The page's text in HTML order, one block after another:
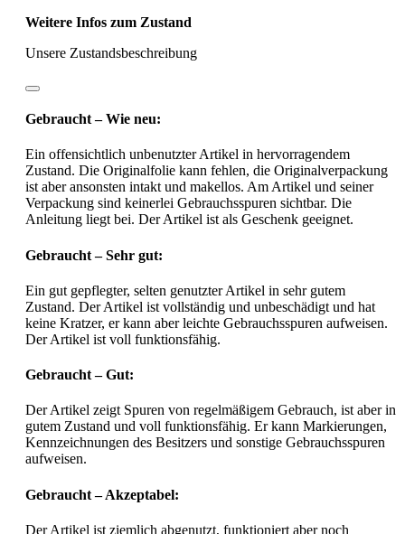
Weitere Infos zum Zustand
Unsere Zustandsbeschreibung
Gebraucht – Wie neu:
Ein offensichtlich unbenutzter Artikel in hervorragendem
Zustand. Die Originalfolie kann fehlen, die Originalverpackung
ist aber ansonsten intakt und makellos. Am Artikel und seiner
Verpackung sind keinerlei Gebrauchsspuren sichtbar. Die
Anleitung liegt bei. Der Artikel ist als Geschenk geeignet.
Gebraucht – Sehr gut:
Ein gut gepflegter, selten genutzter Artikel in sehr gutem
Zustand. Der Artikel ist vollständig und unbeschädigt und hat
keine Kratzer, er kann aber leichte Gebrauchsspuren aufweisen.
Der Artikel ist voll funktionsfähig.
Gebraucht – Gut:
Der Artikel zeigt Spuren von regelmäßigem Gebrauch, ist aber in
gutem Zustand und voll funktionsfähig. Er kann Markierungen,
Kennzeichnungen des Besitzers und sonstige Gebrauchsspuren
aufweisen.
Gebraucht – Akzeptabel:
Der Artikel ist ziemlich abgenutzt, funktioniert aber noch